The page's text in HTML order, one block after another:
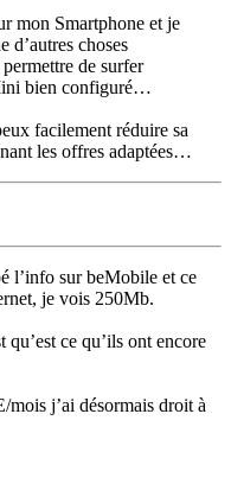
mon Smartphone et je
d’autres choses
de surfer
bien configuré…
facilement réduire sa
les offres adaptées…
l’info sur beMobile et ce
je vois 250Mb.
qu’est ce qu’ils ont encore
j’ai désormais droit à